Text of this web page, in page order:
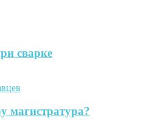
сварке
магистратура?